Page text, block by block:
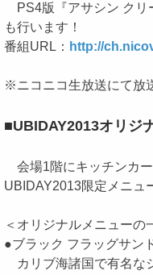
PS4版『アサシン クリ
も行います！
番組URL： http://
※ニコニコ生放送にて放
■UBIDAY2013オリジ
会場1階にキッチンカ
UBIDAY2013限定メニュ
＜オリジナルメニューの
●ブラック フラッグサン
カリブ海諸国で有名な